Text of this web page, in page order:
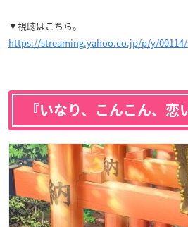
▼視聴はこちら。
https://streaming.yahoo.co.jp/p/y/00114/
『いなり、こんこん、恋